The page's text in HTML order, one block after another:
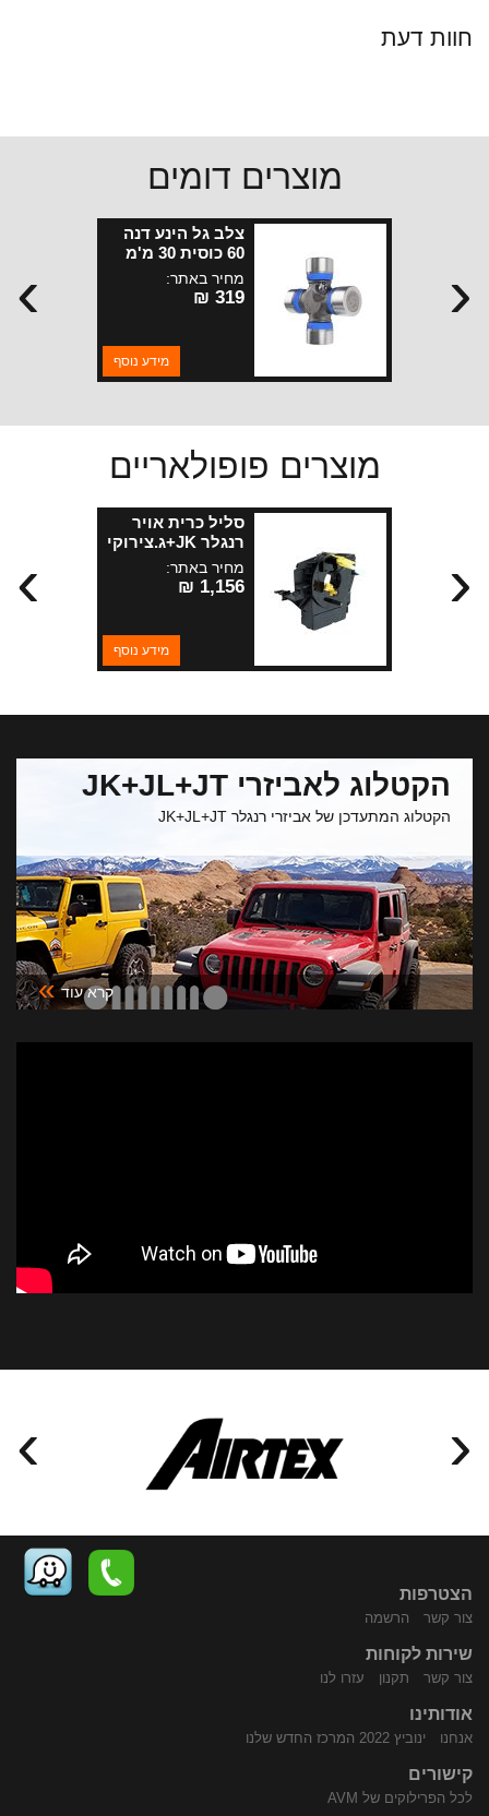
חוות דעת
מוצרים דומים
צלב גל הינע דנה
60 כוסית 30 מ'מ
מחיר באתר:
319 ₪
מידע נוסף
› ‹
מוצרים פופולאריים
סליל כרית אויר
רנגלר JK+ג.צירוקי
WK+ליברטי
מחיר באתר:
1,156 ₪
מידע נוסף
› ‹
הקטלוג לאביזרי JK+JL+JT
הקטלוג המתעדכן של אביזרי רנגלר JK+JL+JT
קרא עוד »
› ‹
הצטרפות
צור קשר הרשמה
שירות לקוחות
צור קשר תקנון עזרו לנו
אודותינו
אנחנו ינוביץ 2022 המרכז החדש שלנו
קישורים
לכל הפרילוקים של AVM